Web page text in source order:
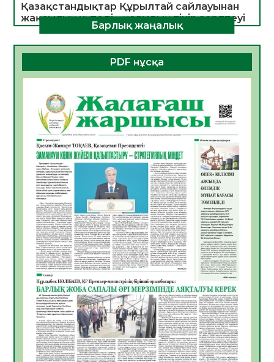
Қазақстандықтар Құрылтай сайлауынан
жақсылық күтеді – қоғамдық пікір зерттеуі
07.08.2026
11
«Дауыс беру учаскесін қалай табуға
болады?»
ҚҰРЫЛТАЙ САЙЛАУЫ – БІРЛІК ПЕН
БЕЛСЕНДІЛІКТІҢ БЕЛГІСІ
07.08.2026
53
5547 әскери бөлімінде «Алғашқы қызмет
күні» іс-шарасы өтті
07.08.2026
48
Қаржылық сауаттылықты арттыруға
бағытталған кездесу өтті
07.08.2026
51
ҚҰРЫЛТАЙ САЙЛАУЫ – ЕЛ БОЛАШАҒЫ
ҮШІН ЖАУАПТЫ ҚАДАМ
07.08.2026
55
Ауыл шаруашылығы – өңір экономикасының
негізгі тірегі
06.08.2026
63
Барлық жаңалық
PDF нұсқа